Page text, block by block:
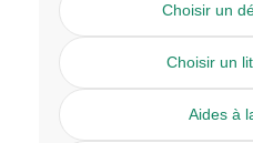
Choisir un
Choisir un
Aides à